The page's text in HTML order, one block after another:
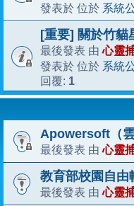
發表於 位於 系統
[重要] 關於竹貓
最後發表 由心靈
發表於 位於 系統
回覆: 1
Apowersoft（雲
最後發表 由心靈
教育部校園自由
最後發表 由心靈